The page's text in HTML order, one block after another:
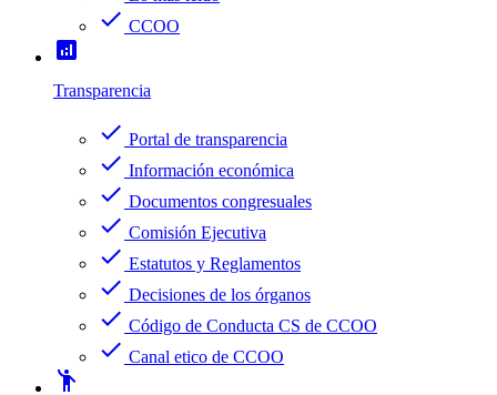
check CCOO
analytics
Transparencia
check Portal de transparencia
check Información económica
check Documentos congresuales
check Comisión Ejecutiva
check Estatutos y Reglamentos
check Decisiones de los órganos
check Código de Conducta CS de CCOO
check Canal etico de CCOO
emoji_people